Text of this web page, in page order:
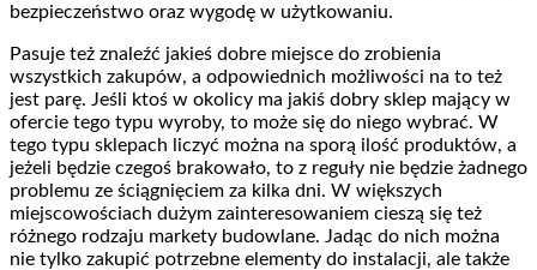
bezpieczeństwo oraz wygodę w użytkowaniu.
Pasuje też znaleźć jakieś dobre miejsce do zrobienia
wszystkich zakupów, a odpowiednich możliwości na to też
jest parę. Jeśli ktoś w okolicy ma jakiś dobry sklep mający w
ofercie tego typu wyroby, to może się do niego wybrać. W
tego typu sklepach liczyć można na sporą ilość produktów, a
jeżeli będzie czegoś brakowało, to z reguły nie będzie żadnego
problemu ze ściągnięciem za kilka dni. W większych
miejscowościach dużym zainteresowaniem cieszą się też
różnego rodzaju markety budowlane. Jadąc do nich można
nie tylko zakupić potrzebne elementy do instalacji, ale także